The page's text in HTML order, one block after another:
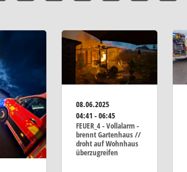
08.06.2025
04:41 - 06:45
FEUER_4 - Vollalarm -
brennt Gartenhaus //
droht auf Wohnhaus
überzugreifen